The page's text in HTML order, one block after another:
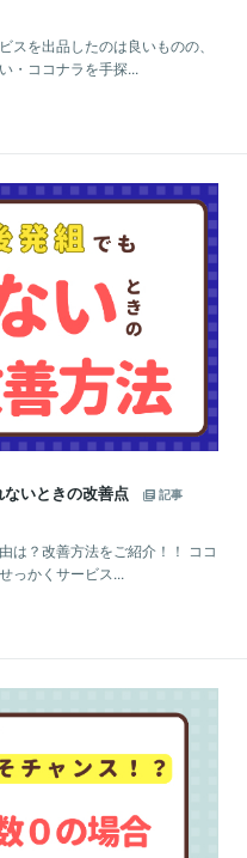
スを出品したのは良いものの、
・ココナラを手探...
いときの改善点
記事
は？改善方法をご紹介！！ ココ
っかくサービス...